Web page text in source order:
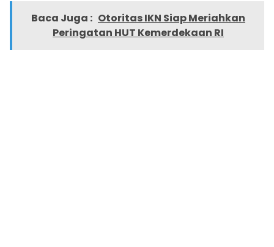
Baca Juga : Otoritas IKN Siap Meriahkan
Peringatan HUT Kemerdekaan RI